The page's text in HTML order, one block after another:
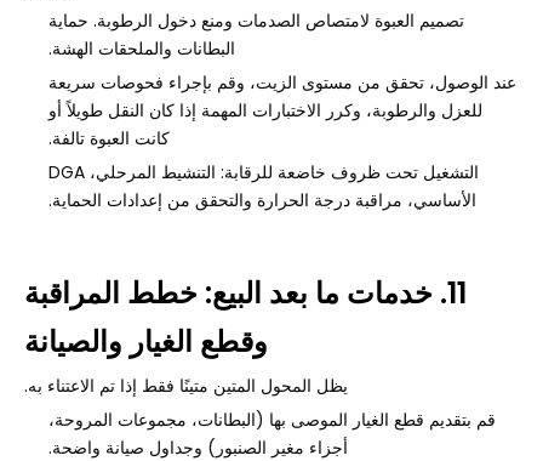
تصميم العبوة لامتصاص الصدمات ومنع دخول الرطوبة. حماية
البطانات والملحقات الهشة.
عند الوصول، تحقق من مستوى الزيت، وقم بإجراء فحوصات سريعة
للعزل والرطوبة، وكرر الاختبارات المهمة إذا كان النقل طويلاً أو
كانت العبوة تالفة.
التشغيل تحت ظروف خاضعة للرقابة: التنشيط المرحلي، DGA
الأساسي، مراقبة درجة الحرارة والتحقق من إعدادات الحماية.
11. خدمات ما بعد البيع: خطط المراقبة
وقطع الغيار والصيانة
يظل المحول المتين متينًا فقط إذا تم الاعتناء به.
قم بتقديم قطع الغيار الموصى بها (البطانات، مجموعات المروحة،
أجزاء مغير الصنبور) وجداول صيانة واضحة.